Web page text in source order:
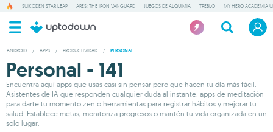
SUIKODEN STAR LEAP ARES: THE IRON VANGUARD JUEGOS DE ALQUIMIA TREBLO MY HERO ACADEMIA
ANDROID / APPS / PRODUCTIVIDAD / PERSONAL
Personal - 141
Encuentra aquí apps que usas casi sin pensar pero que hacen tu día más fácil.
Asistentes de IA que responden cualquier duda al instante, apps de meditación
para darte tu momento zen o herramientas para registrar hábitos y mejorar tu
salud. Establece metas, monitoriza progresos o mantén tu vida organizada en un
solo lugar.